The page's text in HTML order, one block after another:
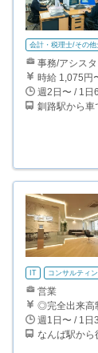
会計・税理士/その他
事務/アシスタ
時給 1,075円
週2日〜 / 1日
IT コンサルティ
営業
週1日〜 / 1日